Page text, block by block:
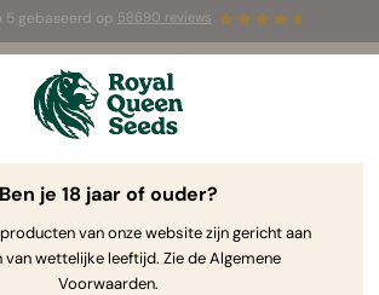
5 gebaseerd op 58690 reviews
1+1 GRATIS- Tijdelijke aanbieding
2d 10h 59m 25s
The RQS Blog
Blogs
Ben je 18 jaar of ouder?
van onze website zijn gericht aan
van wettelijke leeftijd. Zie de Algemene
Voorwaarden.